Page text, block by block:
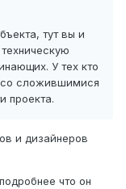
тут вы и
У тех кто
со сложившимися
проекта.
и дизайнеров
что он